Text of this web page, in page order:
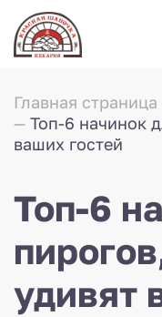
Главная страница
Топ-6 начинок
ваших гостей
Топ-6
удивят